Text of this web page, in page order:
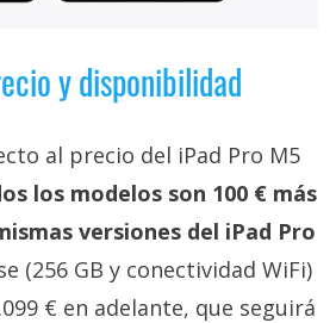
y disponibilidad
al precio del iPad Pro M5
los modelos son 100 € más
versiones del iPad Pro
(256 GB y conectividad WiFi)
€ en adelante, que seguirá